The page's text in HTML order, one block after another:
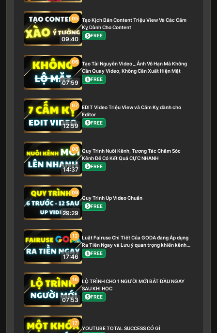
05
09:40
Tạo Kịch Bản Content Triệu View Và Các Cấm
Kỵ Dành Cho Content
FREE
06
07:59
Tạo Tài Nguyên Video _ Ảnh Vô Hạn Mà Không
Cần Quay Video, Không Cần Xuất Hiện Mặt
FREE
07
12:59
EDIT Video Triệu View và Cấm Kỵ dành cho
Editor
FREE
08
14:37
Quy Trình Nuôi Kênh, Tương Tác Chăm Sóc
Kênh Để Có Kết Quả CỰC NHANH
FREE
09
29:29
Quy Trình Up Video Chuẩn
FREE
12
17:46
Luật Fairuse Chi Tiết Của GODA đang Áp dụng
Ra Tiền Ngay và Lưu ý quan trọng khiến kênh
bạn Phát triển hay không
FREE
16
07:53
LỘ TRÌNH CHO 1 NGƯỜI MỚI BẮT ĐẦU NGAY
SAU KHI HỌC
FREE
17
YOUTUBE TOTAL SUCCESS CÓ GÌ